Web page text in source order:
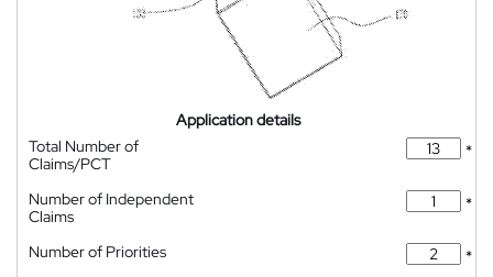
Application details
Total Number of
Claims/PCT
*
Number of Independent
Claims
*
Number of Priorities
*